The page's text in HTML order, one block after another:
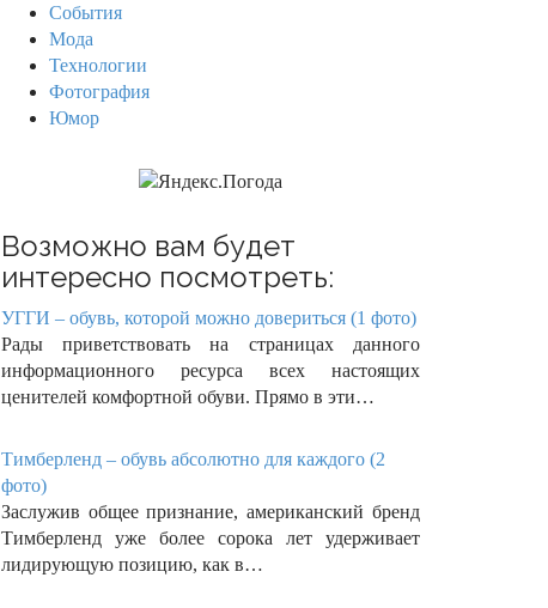
События
Мода
Технологии
Фотография
Юмор
Возможно вам будет
интересно посмотреть:
УГГИ – обувь, которой можно довериться (1 фото)
Рады приветствовать на страницах данного
информационного ресурса всех настоящих
ценителей комфортной обуви. Прямо в эти…
Тимберленд – обувь абсолютно для каждого (2
фото)
Заслужив общее признание, американский бренд
Тимберленд уже более сорока лет удерживает
лидирующую позицию, как в…